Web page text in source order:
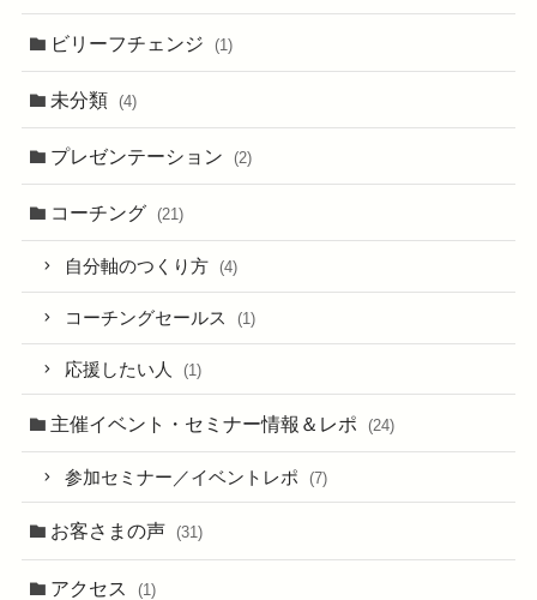
ビリーフチェンジ (1)
未分類 (4)
プレゼンテーション (2)
コーチング (21)
自分軸のつくり方 (4)
コーチングセールス (1)
応援したい人 (1)
主催イベント・セミナー情報＆レポ (24)
参加セミナー／イベントレポ (7)
お客さまの声 (31)
アクセス (1)